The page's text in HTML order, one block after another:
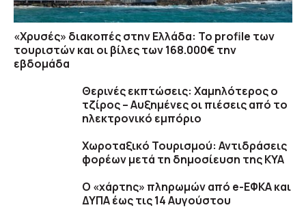
«Χρυσές» διακοπές στην Ελλάδα: Το profile των
τουριστών και οι βίλες των 168.000€ την
εβδομάδα
Θερινές εκπτώσεις: Χαμηλότερος ο
τζίρος – Αυξημένες οι πιέσεις από το
ηλεκτρονικό εμπόριο
Χωροταξικό Τουρισμού: Αντιδράσεις
φορέων μετά τη δημοσίευση της ΚΥΑ
Ο «χάρτης» πληρωμών από e-ΕΦΚΑ και
ΔΥΠΑ έως τις 14 Αυγούστου